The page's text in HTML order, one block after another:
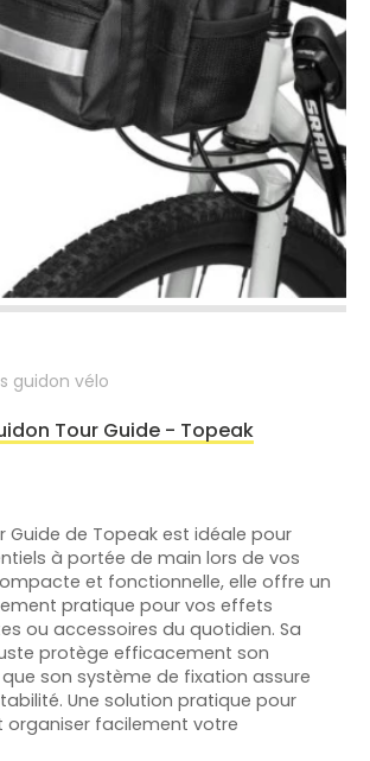
guidon vélo
Tour Guide - Topeak
Guide de Topeak est idéale pour
à portée de main lors de vos
et fonctionnelle, elle offre un
pratique pour vos effets
ou accessoires du quotidien. Sa
protège efficacement son
son système de fixation assure
Une solution pratique pour
organiser facilement votre